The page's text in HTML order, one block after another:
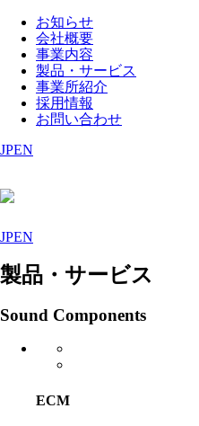
お知らせ
会社概要
事業内容
製品・サービス
事業所紹介
採用情報
お問い合わせ
JPEN
JPEN
製品・サービス
Sound Components
ECM